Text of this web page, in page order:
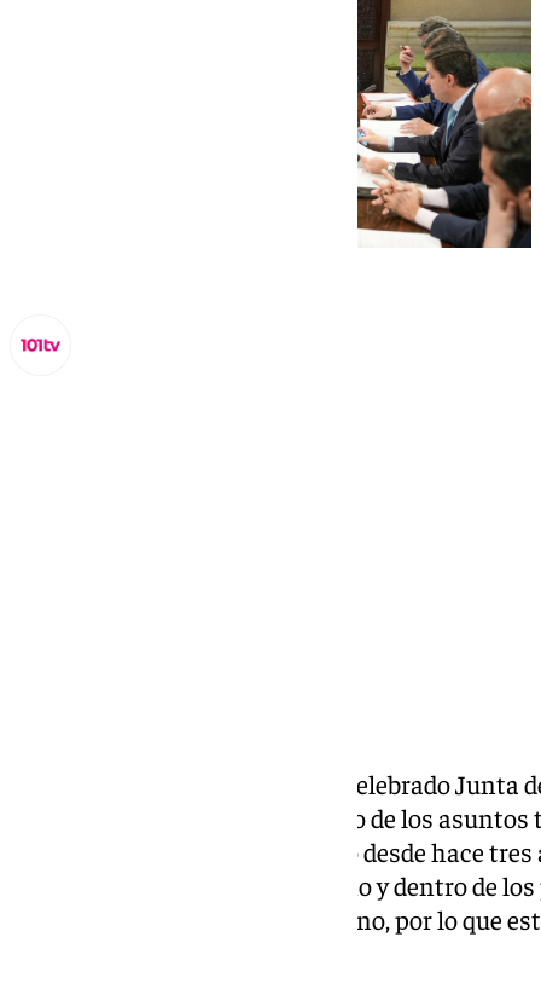
El Ayuntamiento de Sevilla ha celebrado Junta
de hoy, viernes 28 de marzo. Uno de los
del Teatro Lope de Vega, cerrado desde hace
rehabilitación van “a buen ritmo y dentro de
Concejal de Cultura Angie Moreno, por lo que